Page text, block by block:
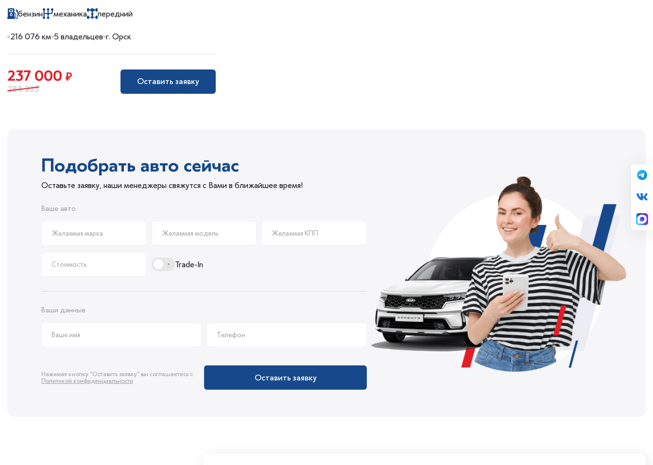
бензин механика передний
216 076 км 5 владельцев г. Орск
237 000 ₽
288 235
Оставить заявку
Подобрать авто сейчас
Оставьте заявку, наши менеджеры свяжутся с Вами в ближайшее время!
Ваше авто
Trade-In
Ваши данные
Оставить заявку
Нажимая кнопку “Оставить заявку” вы соглашаетесь с
Политикой конфиденциальности